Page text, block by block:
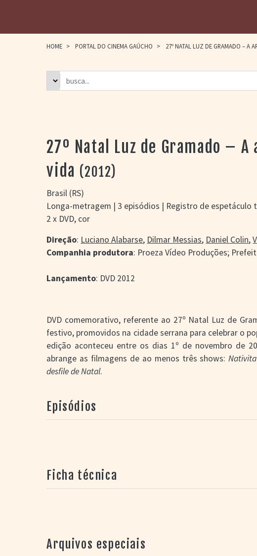
HOME > PORTAL DO CINEMA GAÚCHO > 27º NATAL LUZ DE GRAMADO – A
27º Natal Luz de Gramado –
vida (2012)
Brasil (RS)
Longa-metragem | 3 episódios | Registro de espetáculo
2 x DVD, cor
Direção: Luciano Alabarse, Dilmar Messias, Daniel Colin,
Companhia produtora: Proeza Vídeo Produções;
Lançamento: DVD 2012
DVD comemorativo, referente ao 27º Natal Luz de
festivo, promovidos na cidade serrana para celebrar o
edição aconteceu entre os dias 1º de novembro de
abrange as filmagens de ao menos três shows:
desfile de Natal.
um coral com maior número de pessoas, nova
fábrica de Natalganha uma outra história,
completamente. Desde 2008, ele tinha a mesma trilha,
diferenciados, como comissão de frente, flash mob
GZH.
Episódios
Ficha técnica
Arquivos especiais